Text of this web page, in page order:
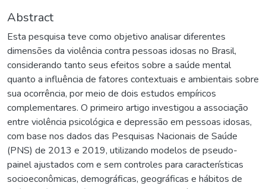
Abstract
Esta pesquisa teve como objetivo analisar diferentes
dimensões da violência contra pessoas idosas no Brasil,
considerando tanto seus efeitos sobre a saúde mental
quanto a influência de fatores contextuais e ambientais sobre
sua ocorrência, por meio de dois estudos empíricos
complementares. O primeiro artigo investigou a associação
entre violência psicológica e depressão em pessoas idosas,
com base nos dados das Pesquisas Nacionais de Saúde
(PNS) de 2013 e 2019, utilizando modelos de pseudo-
painel ajustados com e sem controles para características
socioeconômicas, demográficas, geográficas e hábitos de